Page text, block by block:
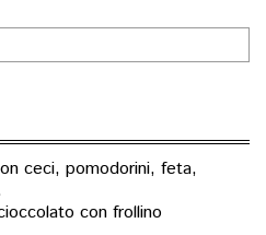
ceci, pomodorini, feta,
con frollino